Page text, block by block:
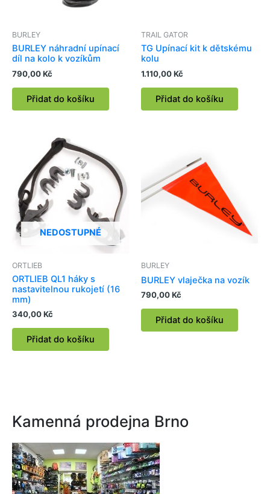
BURLEY
BURLEY náhradní upínací
díl na kolo k vozíkům
790,00Kč
Přidat do košíku
TRAIL GATOR
TG Upínací kit k dětskému
kolu
1.110,00Kč
Přidat do košíku
NEDOSTUPNÉ
ORTLIEB
ORTLIEB QL1 háky s
nastavitelnou rukojetí (16
mm)
340,00Kč
Přidat do košíku
BURLEY
BURLEY vlaječka na vozík
790,00Kč
Přidat do košíku
Kamenná prodejna Brno